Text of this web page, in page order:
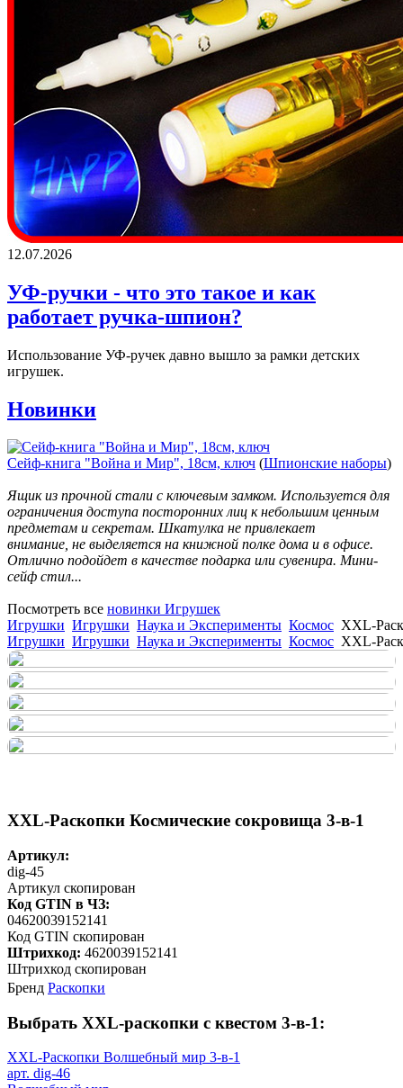
12.07.2026
УФ-ручки - что это такое и как
работает ручка-шпион?
Использование УФ-ручек давно вышло за рамки детских
игрушек.
Новинки
Сейф-книга "Война и Мир", 18см, ключ (Шпионские наборы)
Ящик из прочной стали с ключевым замком. Используется для
ограничения доступа посторонних лиц к небольшим ценным
предметам и секретам. Шкатулка не привлекает
внимание, не выделяется на книжной полке дома и в офисе.
Отлично подойдет в качестве подарка или сувенира. Мини-
сейф стил...
Посмотреть все новинки Игрушек
Игрушки Игрушки Наука и Эксперименты Космос XXL-
Игрушки Игрушки Наука и Эксперименты Космос XXL-
XXL-Раскопки Космические сокровища 3-в-1
Артикул:
dig-45
Артикул скопирован
Код GTIN в ЧЗ:
04620039152141
Код GTIN скопирован
Штрихкод: 4620039152141
Штрихкод скопирован
Бренд Раскопки
Выбрать XXL-раскопки с квестом 3-в-1:
XXL-Раскопки Волшебный мир 3-в-1
арт. dig-46